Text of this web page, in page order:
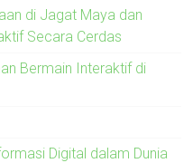
di Jagat Maya dan
Secara Cerdas
Bermain Interaktif di
Digital dalam Dunia